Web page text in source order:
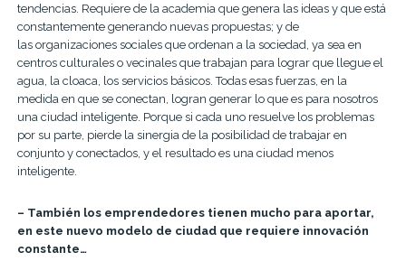
tendencias. Requiere de la academia que genera las ideas y que está
constantemente generando nuevas propuestas; y de
las organizaciones sociales que ordenan a la sociedad, ya sea en
centros culturales o vecinales que trabajan para lograr que llegue el
agua, la cloaca, los servicios básicos. Todas esas fuerzas, en la
medida en que se conectan, logran generar lo que es para nosotros
una ciudad inteligente. Porque si cada uno resuelve los problemas
por su parte, pierde la sinergia de la posibilidad de trabajar en
conjunto y conectados, y el resultado es una ciudad menos
inteligente.
– También los emprendedores tienen mucho para aportar,
en este nuevo modelo de ciudad que requiere innovación
constante…